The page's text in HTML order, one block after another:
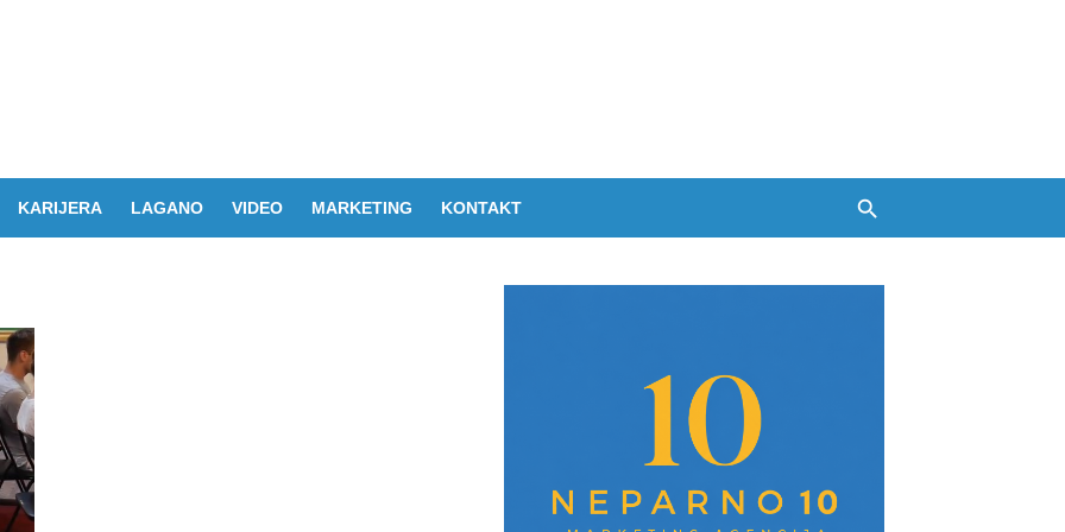
KARIJERA LAGANO VIDEO MARKETING KONTAKT